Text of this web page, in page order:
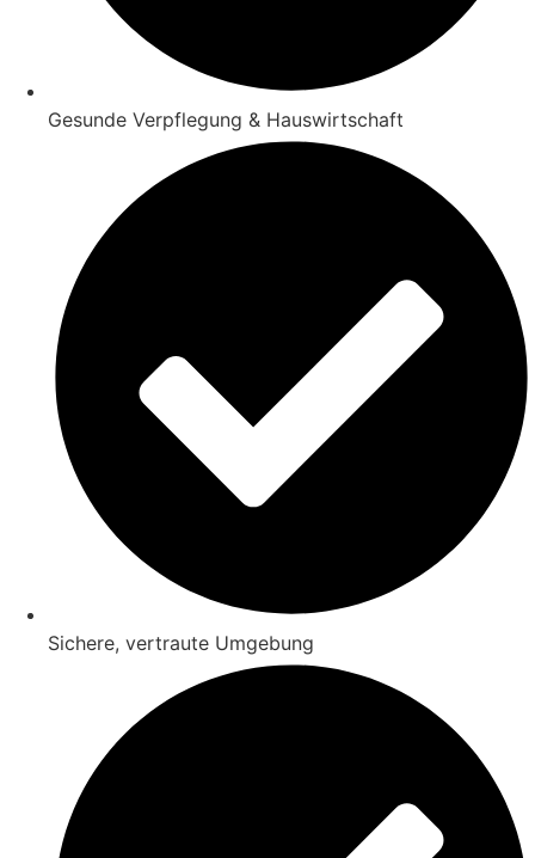
Gesunde Verpflegung & Hauswirtschaft
Sichere, vertraute Umgebung